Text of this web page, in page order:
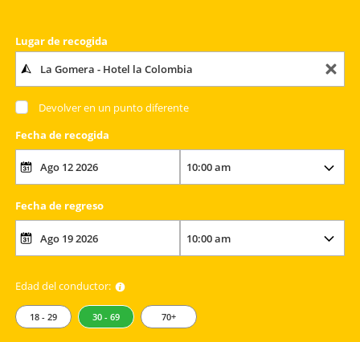
Lugar de recogida
Devolver en un punto diferente
Fecha de recogida
Fecha de regreso
Edad del conductor:
18 - 29 30 - 69 70+